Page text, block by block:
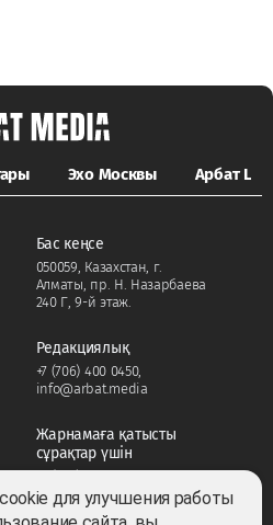
Эхо Москвы Арбат LIFE
Бас кеңсе
050059, Казахстан, г.
Алматы, пр. Н. Назарбаева
240 Г, 9-й этаж.
Редакциялық
+7 (706) 400 0450,
info@arbat.media
Жарнамаға қатысты
сұрақтар үшін
adv@arbat.media
для улучшения работы